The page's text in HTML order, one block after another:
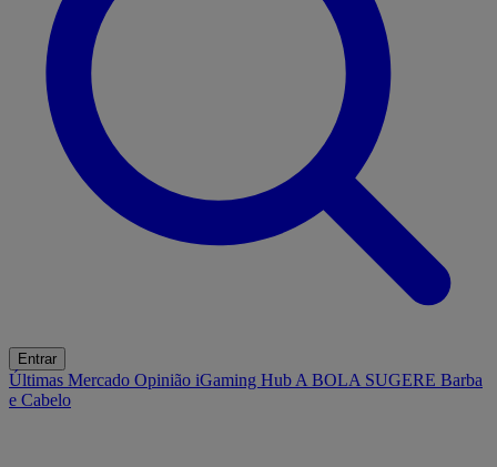
Entrar
Últimas Mercado Opinião iGaming Hub A BOLA SUGERE Barba
e Cabelo